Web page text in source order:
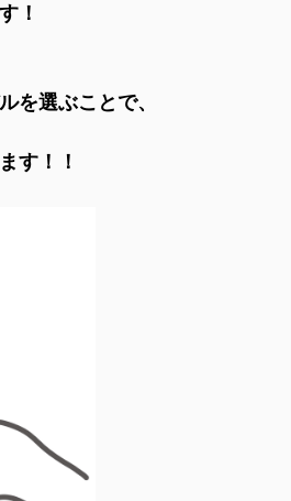
！
を選ぶことで、
す！！